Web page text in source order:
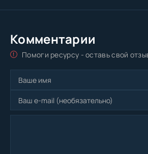
Комментарии
Помоги ресурсу - оставь свой